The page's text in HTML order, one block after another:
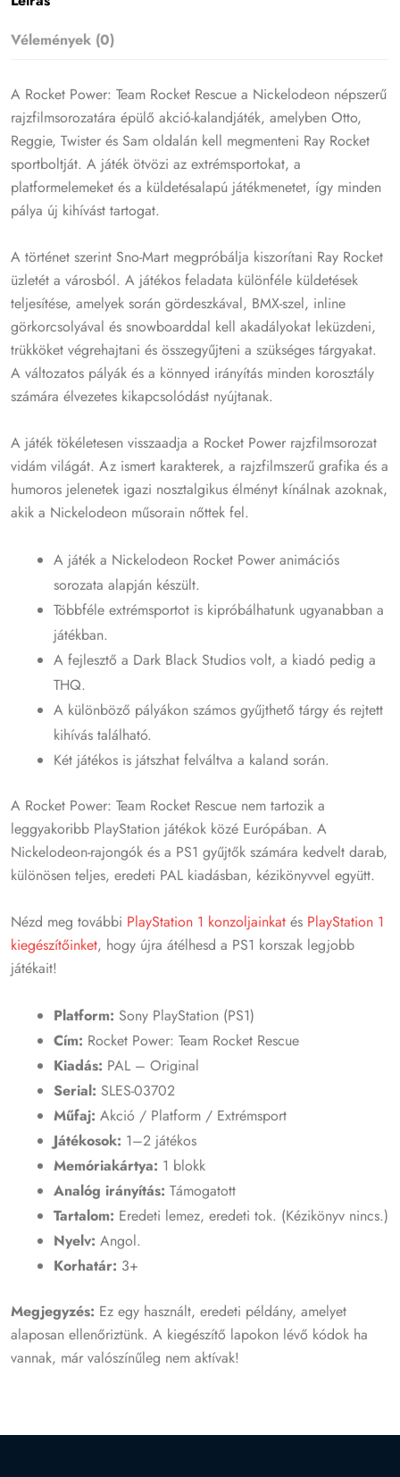
Vélemények (0)
A Rocket Power: Team Rocket Rescue a Nickelodeon népszerű
rajzfilmsorozatára épülő akció-kalandjáték, amelyben Otto,
Reggie, Twister és Sam oldalán kell megmenteni Ray Rocket
sportboltját. A játék ötvözi az extrémsportokat, a
platformelemeket és a küldetésalapú játékmenetet, így minden
pálya új kihívást tartogat.
A történet szerint Sno-Mart megpróbálja kiszorítani Ray Rocket
üzletét a városból. A játékos feladata különféle küldetések
teljesítése, amelyek során gördeszkával, BMX-szel, inline
görkorcsolyával és snowboarddal kell akadályokat leküzdeni,
trükköket végrehajtani és összegyűjteni a szükséges tárgyakat.
A változatos pályák és a könnyed irányítás minden korosztály
számára élvezetes kikapcsolódást nyújtanak.
A játék tökéletesen visszaadja a Rocket Power rajzfilmsorozat
vidám világát. Az ismert karakterek, a rajzfilmszerű grafika és a
humoros jelenetek igazi nosztalgikus élményt kínálnak azoknak,
akik a Nickelodeon műsorain nőttek fel.
A játék a Nickelodeon Rocket Power animációs
sorozata alapján készült.
Többféle extrémsportot is kipróbálhatunk ugyanabban a
játékban.
A fejlesztő a Dark Black Studios volt, a kiadó pedig a
THQ.
A különböző pályákon számos gyűjthető tárgy és rejtett
kihívás található.
Két játékos is játszhat felváltva a kaland során.
A Rocket Power: Team Rocket Rescue nem tartozik a
leggyakoribb PlayStation játékok közé Európában. A
Nickelodeon-rajongók és a PS1 gyűjtők számára kedvelt darab,
különösen teljes, eredeti PAL kiadásban, kézikönyvvel együtt.
Nézd meg további PlayStation 1 konzoljainkat és PlayStation 1
kiegészítőinket, hogy újra átélhesd a PS1 korszak legjobb
játékait!
Platform: Sony PlayStation (PS1)
Cím: Rocket Power: Team Rocket Rescue
Kiadás: PAL – Original
Serial: SLES-03702
Műfaj: Akció / Platform / Extrémsport
Játékosok: 1–2 játékos
Memóriakártya: 1 blokk
Analóg irányítás: Támogatott
Tartalom: Eredeti lemez, eredeti tok. (Kézikönyv nincs.)
Nyelv: Angol.
Korhatár: 3+
Megjegyzés: Ez egy használt, eredeti példány, amelyet
alaposan ellenőriztünk. A kiegészítő lapokon lévő kódok ha
vannak, már valószínűleg nem aktívak!